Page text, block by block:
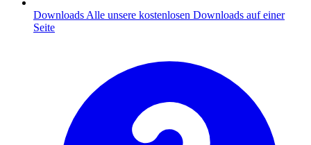
Downloads Alle unsere kostenlosen Downloads auf einer
Seite